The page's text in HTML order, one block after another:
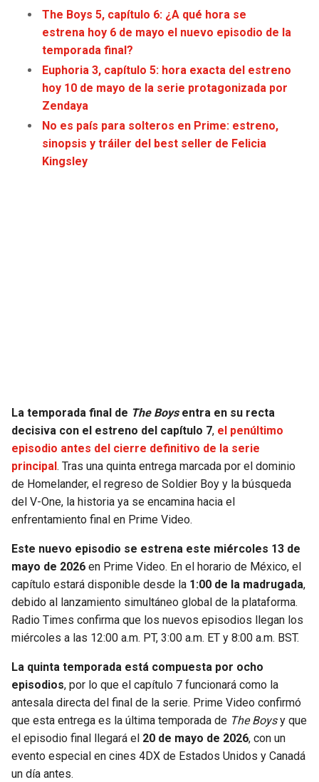
COWBOYS
GIANTS
EAGLES
COMMANDERS
PANTHERS
SAINTS
BUCCANEERS
CLIPPERS
LAKERS
SUNS
KINGS
The Boys 5, capítulo 6: ¿A qué hora se
estrena hoy 6 de mayo el nuevo episodio de la
temporada final?
Euphoria 3, capítulo 5: hora exacta del estreno
hoy 10 de mayo de la serie protagonizada por
Zendaya
No es país para solteros en Prime: estreno,
sinopsis y tráiler del best seller de Felicia
Kingsley
La temporada final de The Boysentra en su recta
decisiva con el estreno del capítulo 7, el penúltimo
episodio antes del cierre definitivo de la serie
principal . Tras una quinta entrega marcada por el dominio
de Homelander, el regreso de Soldier Boy y la búsqueda
del V-One, la historia ya se encamina hacia el
enfrentamiento final en Prime Video.
Este nuevo episodio se estrena este miércoles 13 de
mayo de 2026 en Prime Video. En el horario de México, el
capítulo estará disponible desde la 1:00 de la madrugada,
debido al lanzamiento simultáneo global de la plataforma.
Radio Times confirma que los nuevos episodios llegan los
miércoles a las 12:00 a.m. PT, 3:00 a.m. ET y 8:00 a.m. BST.
La quinta temporada está compuesta por ocho
episodios, por lo que el capítulo 7 funcionará como la
antesala directa del final de la serie. Prime Video confirmó
que esta entrega es la última temporada de The Boysy que
el episodio final llegará el 20 de mayo de 2026, con un
evento especial en cines 4DX de Estados Unidos y Canadá
un día antes.